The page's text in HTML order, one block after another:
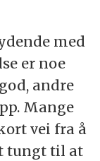
med
er noe
andre
Mange
vei fra å
tungt til at